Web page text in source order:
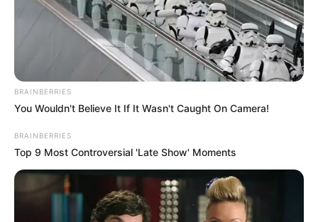
BRAINBERRIES
You Wouldn't Believe It If It Wasn't Caught On Camera!
BRAINBERRIES
Top 9 Most Controversial 'Late Show' Moments